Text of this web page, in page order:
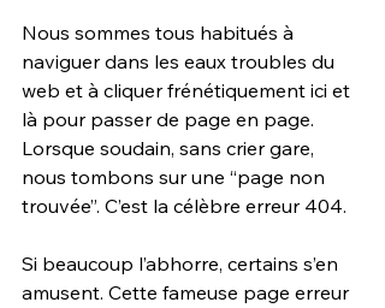
Nous sommes tous habitués à
naviguer dans les eaux troubles du
web et à cliquer frénétiquement ici et
là pour passer de page en page.
Lorsque soudain, sans crier gare,
nous tombons sur une “page non
trouvée”. C’est la célèbre erreur 404.
Si beaucoup l’abhorre, certains s’en
amusent. Cette fameuse page erreur